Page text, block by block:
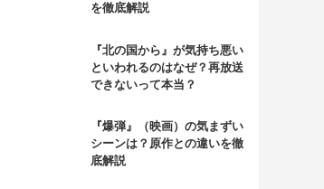
を徹底解説
『北の国から』が気持ち悪い
といわれるのはなぜ？再放送
できないって本当？
『爆弾』（映画）の気まずい
シーンは？原作との違いを徹
底解説